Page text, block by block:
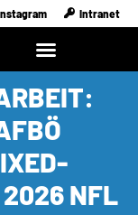
Intranet
2026 NFL